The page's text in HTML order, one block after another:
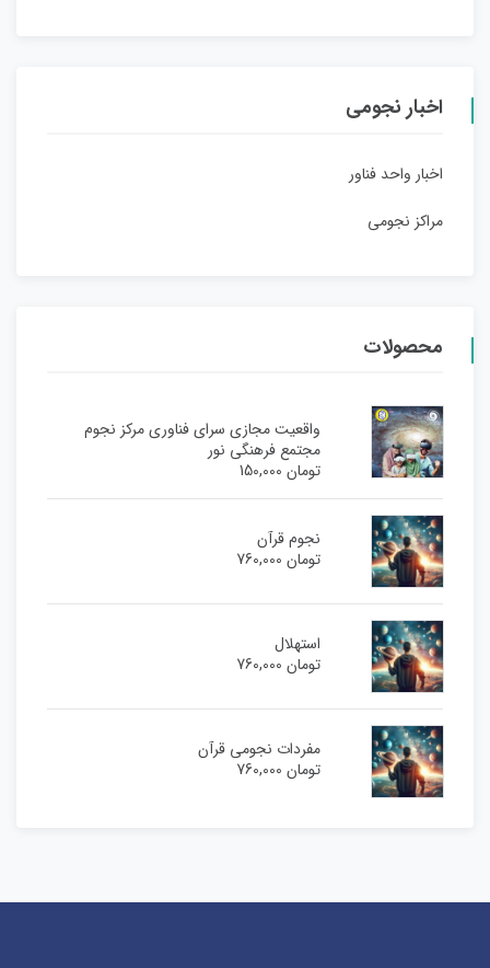
اخبار نجومی
اخبار واحد فناور
مراکز نجومی
محصولات
واقعیت مجازی سرای فناوری مرکز نجوم
مجتمع فرهنگی نور
تومان150,000
نجوم قرآن
تومان760,000
استهلال
تومان760,000
مفردات نجومی قرآن
تومان760,000